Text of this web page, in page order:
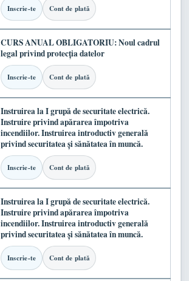
Inscrie-te Cont de plată
CURS ANUAL OBLIGATORIU: Noul cadrul
legal privind protecția datelor
Inscrie-te Cont de plată
Instruirea la I grupă de securitate electrică.
Instruire privind apărarea împotriva
incendiilor. Instruirea introductiv generală
privind securitatea și sănătatea în muncă.
Inscrie-te Cont de plată
Instruirea la I grupă de securitate electrică.
Instruire privind apărarea împotriva
incendiilor. Instruirea introductiv generală
privind securitatea și sănătatea în muncă.
Inscrie-te Cont de plată